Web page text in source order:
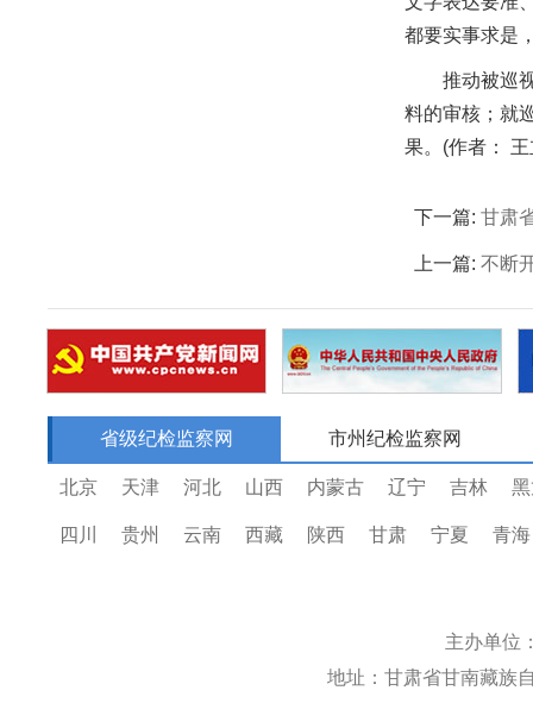
都要实事求是
推动被巡
料的审核；就
果。(作者：
下一篇: 甘肃
上一篇: 不断
省级纪检监察网 市州纪检监察网
北京 天津 河北 山西 内蒙古 辽宁 吉林
四川 贵州 云南 西藏 陕西 甘肃 宁夏 青海
主办单位
地址：甘肃省甘南藏族